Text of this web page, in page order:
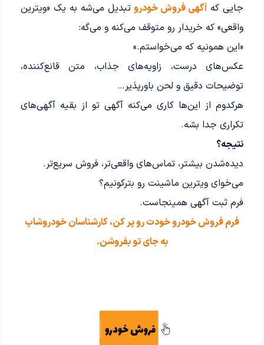
جایی که آگهی فروش خودروتبدیل می‌شه به یک «ویترین
واقعی» که خریدار رو متوقف می‌کنه و می‌گه:
«این همونیه که می‌خواستم.»
عکس‌های درست، زاویه‌های جذاب، متن قانع‌کننده،
توضیحات دقیق و لحن باورپذیر…
هرکدوم از این‌ها‌ کاری می‌کنه آگهی تو از بقیه آگهی‌های
تکراری جدا بشه.
نتیجه؟
دیده‌شدن بیشتر، تماس‌های واقعی‌تر، فروش سریع‌تر.
می‌خوای ویترین ماشینت رو بترکونیم؟
فرم ثبت آگهی همینجاست.
فرم فروش خودرو خودت رو پر کن، کارشناسان خودروشاپ
به جای تو بفروشن.